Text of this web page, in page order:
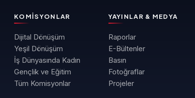
KOMISYONLAR
Dijital Dönüşüm
Yeşil Dönüşüm
İş Dünyasında Kadın
Gençlik ve Eğitim
Tüm Komisyonlar
YAYINLAR & MEDYA
Raporlar
E-Bültenler
Basın
Fotoğraflar
Projeler